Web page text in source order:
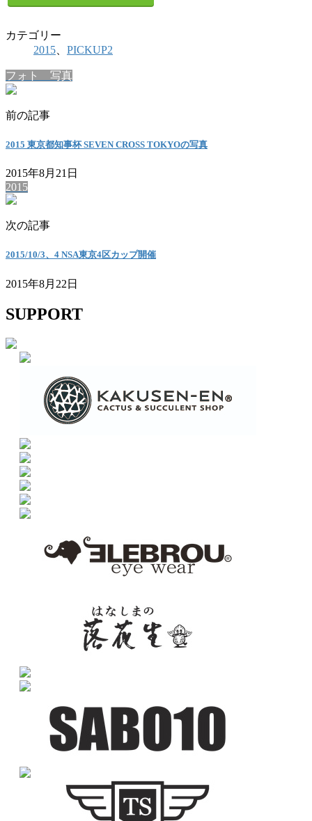
カテゴリー
2015
PICKUP2
フォト 写真
前の記事
2015 東京都知事杯 SEVEN CROSS TOKYOの写真
2015年8月21日
2015
次の記事
2015/10/3、4 NSA東京4区カップ開催
2015年8月22日
SUPPORT